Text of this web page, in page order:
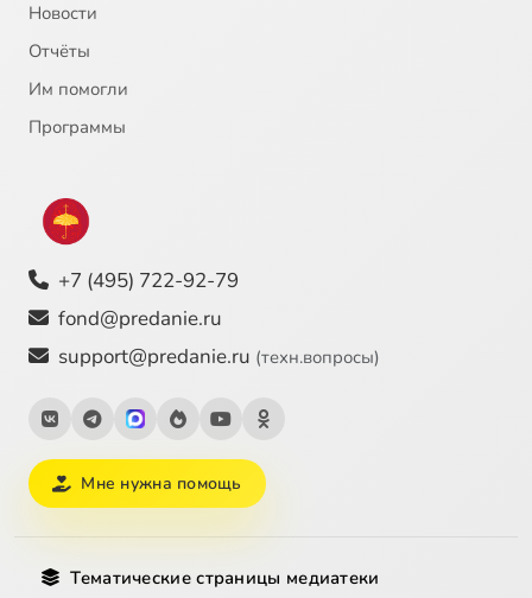
Новости
Отчёты
Им помогли
Программы
+7 (495) 722-92-79
fond@predanie.ru
support@predanie.ru (техн.вопросы)
Мне нужна помощь
Тематические страницы медиатеки